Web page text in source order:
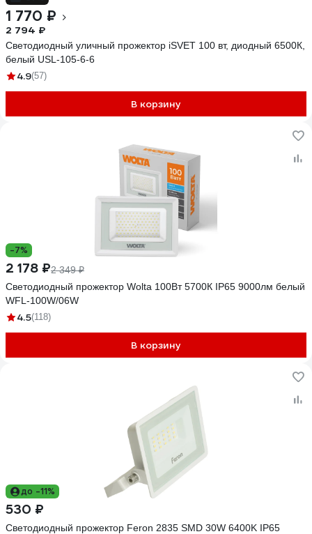
1 770 ₽
2 794 ₽
Светодиодный уличный прожектор iSVET 100 вт, диодный 6500К,
белый USL-105-6-6
4.9(57)
В корзину
-7%
2 178 ₽2 349 ₽
Светодиодный прожектор Wolta 100Вт 5700К IP65 9000лм белый
WFL-100W/06W
4.5(118)
В корзину
до -11%
530 ₽
Светодиодный прожектор Feron 2835 SMD 30W 6400K IP65